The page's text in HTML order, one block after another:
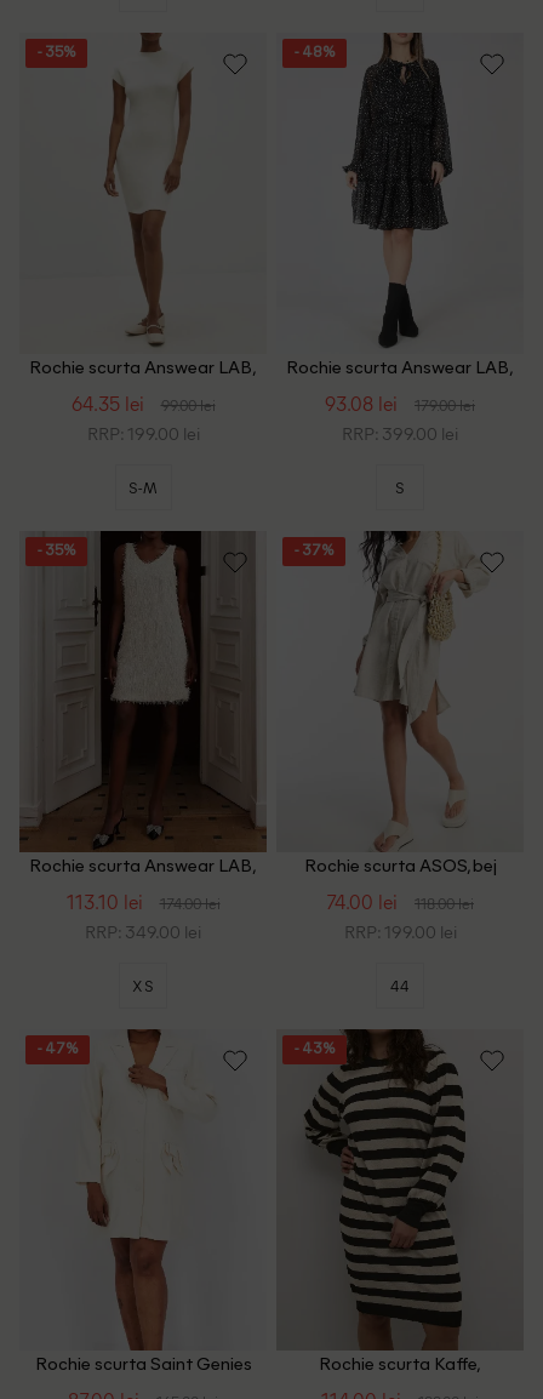
- 35%
Rochie scurta Answear LAB,
64.35 lei 99.00 lei
RRP: 199.00 lei
S-M
- 48%
Rochie scurta Answear LAB,
93.08 lei 179.00 lei
RRP: 399.00 lei
S
- 35%
Rochie scurta Answear LAB,
113.10 lei 174.00 lei
RRP: 349.00 lei
XS
- 37%
Rochie scurta ASOS, bej
74.00 lei 118.00 lei
RRP: 199.00 lei
44
- 47%
Rochie scurta Saint Genies
- 43%
Rochie scurta Kaffe,